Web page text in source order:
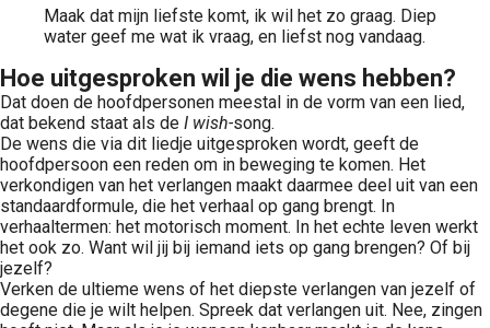
Maak dat mijn liefste komt, ik wil het zo graag. Diep
water geef me wat ik vraag, en liefst nog vandaag.
Hoe uitgesproken wil je die wens hebben?
Dat doen de hoofdpersonen meestal in de vorm van een lied,
dat bekend staat als de I wish-song.
De wens die via dit liedje uitgesproken wordt, geeft de
hoofdpersoon een reden om in beweging te komen. Het
verkondigen van het verlangen maakt daarmee deel uit van een
standaardformule, die het verhaal op gang brengt. In
verhaaltermen: het motorisch moment. In het echte leven werkt
het ook zo. Want wil jij bij iemand iets op gang brengen? Of bij
jezelf?
Verken de ultieme wens of het diepste verlangen van jezelf of
degene die je wilt helpen. Spreek dat verlangen uit. Nee, zingen